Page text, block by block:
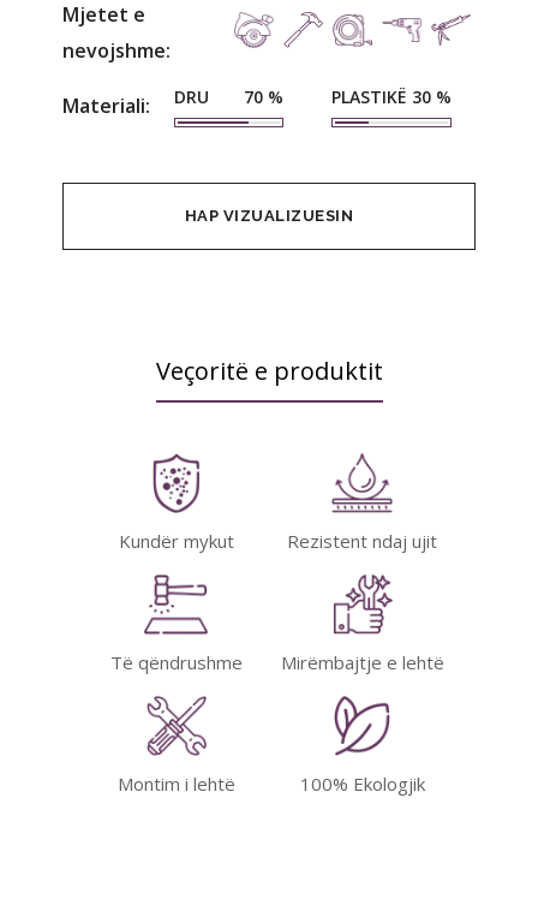
Mjetet e
nevojshme:
Materiali: DRU 70 % PLASTIKË 30 %
HAP VIZUALIZUESIN
Veçoritë e produktit
Kundër mykut Rezistent ndaj ujit
Të qëndrushme Mirëmbajtje e lehtë
Montim i lehtë 100% Ekologjik